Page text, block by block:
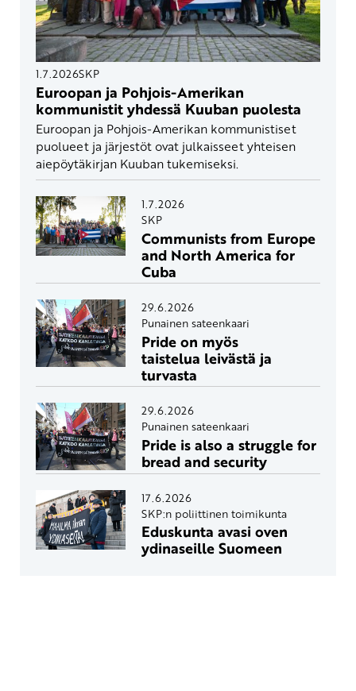
1.7.2026SKP
Euroopan ja Pohjois-Amerikan
kommunistit yhdessä Kuuban puolesta
Euroopan ja Pohjois-Amerikan kommunistiset
puolueet ja järjestöt ovat julkaisseet yhteisen
aiepöytäkirjan Kuuban tukemiseksi.
1.7.2026
SKP
Communists from Europe
and North America for
Cuba
29.6.2026
Punainen sateenkaari
Pride on myös
taistelua leivästä ja
turvasta
29.6.2026
Punainen sateenkaari
Pride is also a struggle for
bread and security
17.6.2026
SKP:n poliittinen toimikunta
Eduskunta avasi oven
ydinaseille Suomeen